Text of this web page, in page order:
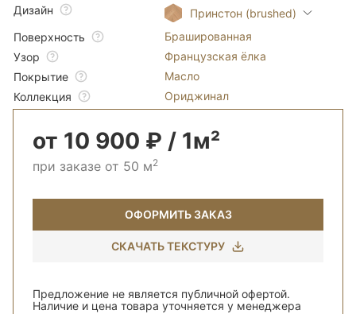
Дизайн
Принстон (brushed)
Поверхность
Брашированная
Узор
Французская ёлка
Покрытие
Масло
Коллекция
Ориджинал
от 10 900 ₽ / 1м²
при заказе от 50 м2
ОФОРМИТЬ ЗАКАЗ
СКАЧАТЬ ТЕКСТУРУ
Предложение не является публичной офертой.
Наличие и цена товара уточняется у менеджера